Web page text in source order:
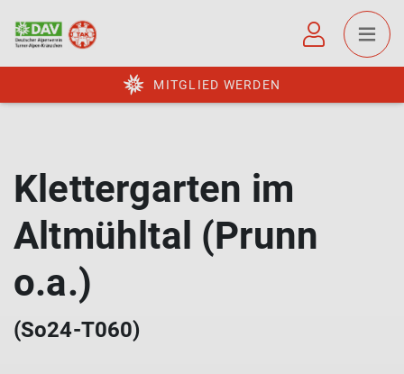
MITGLIED WERDEN
Klettergarten im
Altmühltal (Prunn
o.a.)
(So24-T060)